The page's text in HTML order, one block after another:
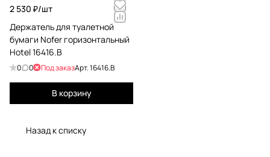
2 530 ₽/шт
Держатель для туалетной
бумаги Nofer горизонтальный
Hotel 16416.B
0 0 Под заказАрт.16416.B
В корзину
Назад к списку